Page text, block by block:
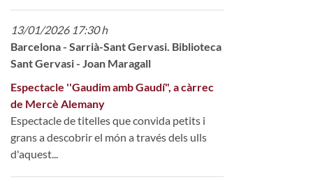
13/01/2026 17:30 h
Barcelona - Sarrià-Sant Gervasi. Biblioteca
Sant Gervasi - Joan Maragall
Espectacle ''Gaudim amb Gaudí", a càrrec
de Mercè Alemany
Espectacle de titelles que convida petits i
grans a descobrir el món a través dels ulls
d'aquest...